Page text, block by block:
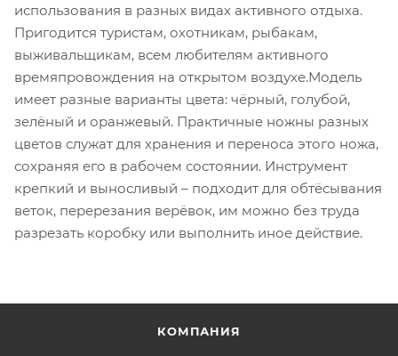
использования в разных видах активного отдыха.
Пригодится туристам, охотникам, рыбакам,
выживальщикам, всем любителям активного
времяпровождения на открытом воздухе.Модель
имеет разные варианты цвета: чёрный, голубой,
зелёный и оранжевый. Практичные ножны разных
цветов служат для хранения и переноса этого ножа,
сохраняя его в рабочем состоянии. Инструмент
крепкий и выносливый – подходит для обтёсывания
веток, перерезания верёвок, им можно без труда
разрезать коробку или выполнить иное действие.
КОМПАНИЯ